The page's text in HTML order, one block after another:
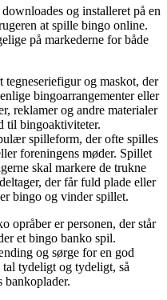
og installeret på en
at spille bingo online.
på markederne for både
og maskot, der
bingoarrangementer eller
reklamer og andre materialer
til bingoaktiviteter.
spilleform, der ofte spilles
foreningens møder. Spillet
skal markere de trukne
der får fuld plade eller
bingo og vinder spillet.
opråber er personen, der står
et bingo banko spil.
og sørge for en god
tydeligt og tydeligt, så
bankoplader.